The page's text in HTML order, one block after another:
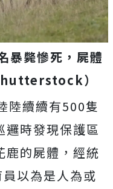
暴斃慘死，屍體
）
陸續續有500隻
邏時發現保護區
鹿的屍體，經統
以為是人為或